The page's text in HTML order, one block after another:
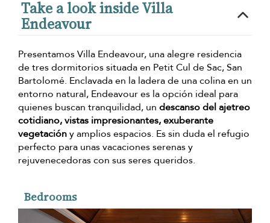
Take a look inside Villa
Endeavour
Presentamos Villa Endeavour, una alegre residencia
de tres dormitorios situada en Petit Cul de Sac, San
Bartolomé. Enclavada en la ladera de una colina en un
entorno natural, Endeavour es la opción ideal para
quienes buscan tranquilidad, un descanso del ajetreo
cotidiano, vistas impresionantes, exuberante
vegetacióny amplios espacios. Es sin duda el refugio
perfecto para unas vacaciones serenas y
rejuvenecedoras con sus seres queridos.
Bedrooms